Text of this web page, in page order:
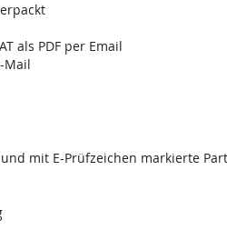
als PDF per Email
Mail
mit E-Prüfzeichen markierte